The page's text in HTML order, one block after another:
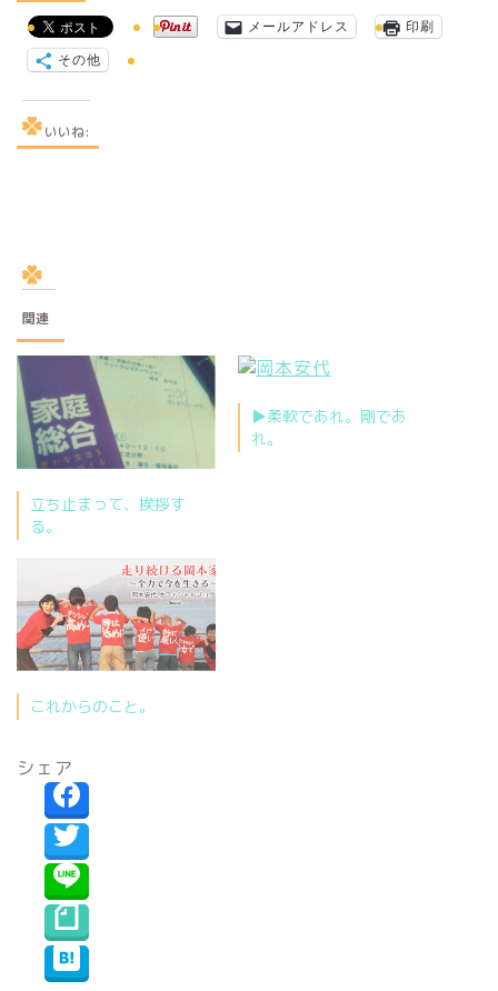
メールアドレス
印刷
その他
いいね:
関連
立ち止まって、挨拶す
る。
▶︎柔軟であれ。剛であ
れ。
これからのこと。
シェア